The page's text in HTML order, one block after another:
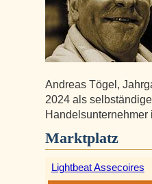
Andreas Tögel,
2024 als
Handelsunternehmer
Marktplatz
Lightbeat Assecoires